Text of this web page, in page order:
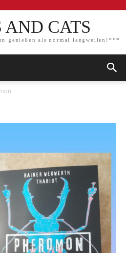
AND CATS
genießen als normal langweilen!***